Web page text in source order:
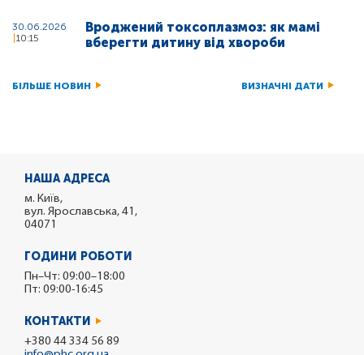
30.06.2026
10:15
Вроджений токсоплазмоз: як мамі
вберегти дитину від хвороби
БІЛЬШЕ НОВИН ВИЗНАЧНІ ДАТИ
НАША АДРЕСА
м. Київ,
вул. Ярославська, 41,
04071
ГОДИНИ РОБОТИ
Пн–Чт: 09:00–18:00
Пт: 09:00-16:45
КОНТАКТИ
+380 44 334 56 89